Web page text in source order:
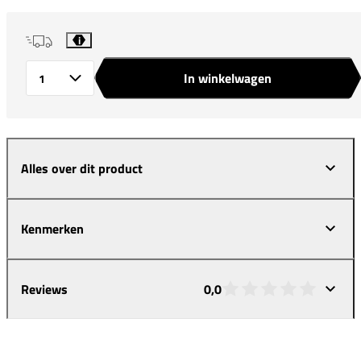
i
In winkelwagen
Alles over dit product
Kenmerken
Reviews 0,0